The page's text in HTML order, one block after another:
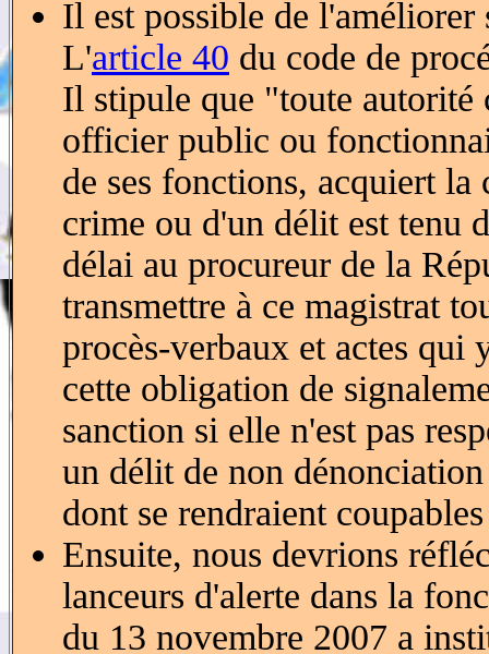
Il est possible de l'améliorer
L'article 40 du code de
Il stipule que "toute autorité
officier public ou
de ses fonctions, acquiert la
crime ou d'un délit est tenu
délai au procureur de la
transmettre à ce magistrat
procès-verbaux et actes qui
cette obligation de
sanction si elle n'est pas
un délit de non
dont se rendraient
Ensuite, nous devrions
lanceurs d'alerte dans la
du 13 novembre 2007 a